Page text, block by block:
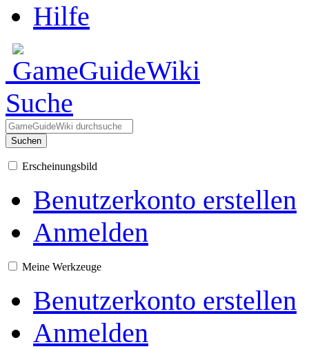
Hilfe
Suche
Suchen
Erscheinungsbild
Benutzerkonto erstellen
Anmelden
Meine Werkzeuge
Benutzerkonto erstellen
Anmelden